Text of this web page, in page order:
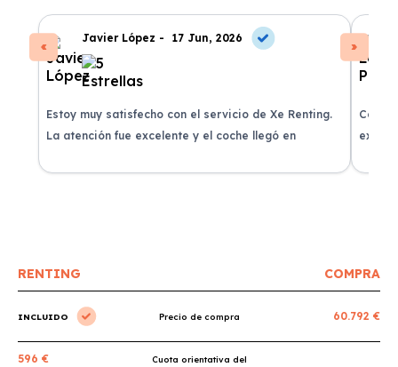
Javier López - 17 Jun, 2026
Estoy muy satisfecho con el servicio de Xe Renting.
La atención fue excelente y el coche llegó en
RENTING COMPRA
INCLUIDO Precio de compra 60.792 €
596 €
Cuota orientativa del